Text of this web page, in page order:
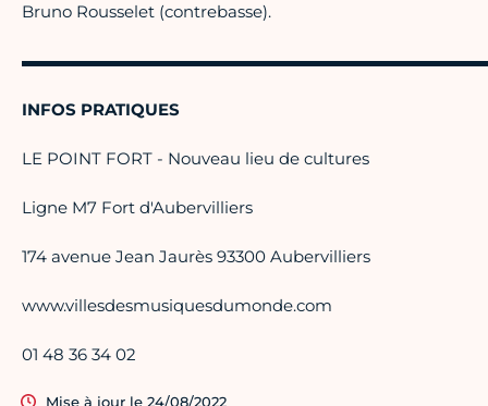
Bruno Rousselet (contrebasse).
INFOS PRATIQUES
LE POINT FORT - Nouveau lieu de cultures
Ligne M7 Fort d'Aubervilliers
174 avenue Jean Jaurès 93300 Aubervilliers
www.villesdesmusiquesdumonde.com
01 48 36 34 02
Mise à jour le 24/08/2022